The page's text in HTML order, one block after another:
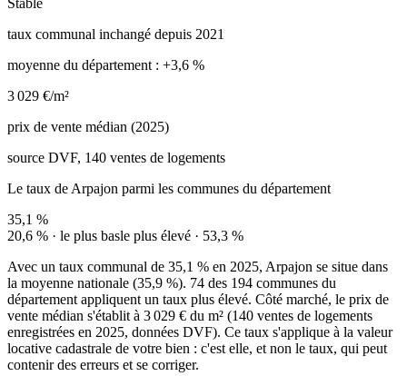
Stable
taux communal inchangé depuis 2021
moyenne du département : +3,6 %
3 029 €/m²
prix de vente médian (2025)
source DVF, 140 ventes de logements
Le taux de Arpajon parmi les communes du département
35,1 %
20,6 % · le plus basle plus élevé · 53,3 %
Avec un taux communal de 35,1 % en 2025, Arpajon se situe dans
la moyenne nationale (35,9 %). 74 des 194 communes du
département appliquent un taux plus élevé. Côté marché, le prix de
vente médian s'établit à 3 029 € du m² (140 ventes de logements
enregistrées en 2025, données DVF). Ce taux s'applique à la valeur
locative cadastrale de votre bien : c'est elle, et non le taux, qui peut
contenir des erreurs et se corriger.